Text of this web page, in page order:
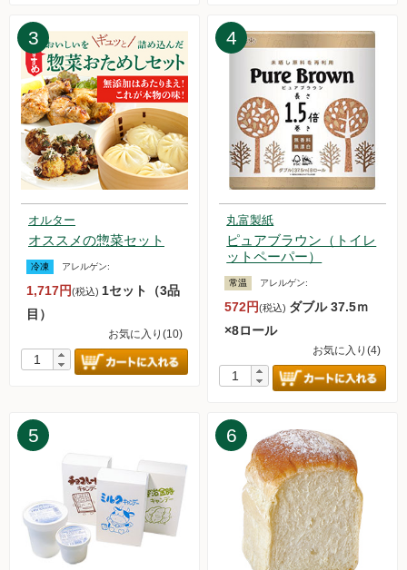
2025.4.5【毎週土曜日更新！】品ものアイテムを更新しまし
た。
2025.3.29【毎週土曜日更新！】品ものアイテムを更新しまし
た。
2025.3.22【毎週土曜日更新！】品ものアイテムを更新しまし
た。
2025.3.15【毎週土曜日更新！】品ものアイテムを更新しまし
た。
2025.3.10【重要なお知らせ】送料改定について
2025.3.8【毎週土曜日更新！】品ものアイテムを更新しまし
た。
2025.3.1【毎週土曜日更新！】品ものアイテムを更新しまし
た。
2025.2.22【毎週土曜日更新！】品ものアイテムを更新しまし
た。
2025.2.15【毎週土曜日更新！】品ものアイテムを更新しまし
た。
2025.2.8【毎週土曜日更新！】品ものアイテムを更新しまし
た。
2025.1.25【毎週土曜日更新！】品ものアイテムを更新しまし
2025.1.20【重要なお知らせ】 3Dセキュア2.0の移行について
2025.1.20【重要なお知らせ】 システムメンテナンスのお知ら
せ
2025.1.18【毎週土曜日更新！】品ものアイテムを更新しまし
3
オルター
オススメの惣菜セット
冷凍 アレルゲン:
1,717円(税込) 1セット（3品
目）
お気に入り(10)
4
丸富製紙
ピュアブラウン（トイレ
ットペーパー）
常温 アレルゲン:
572円(税込) ダブル 37.5ｍ
×8ロール
お気に入り(4)
5 6